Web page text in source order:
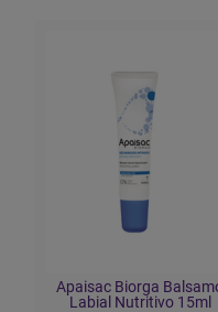
Apaisac Biorga
Labial Nutritivo 15ml